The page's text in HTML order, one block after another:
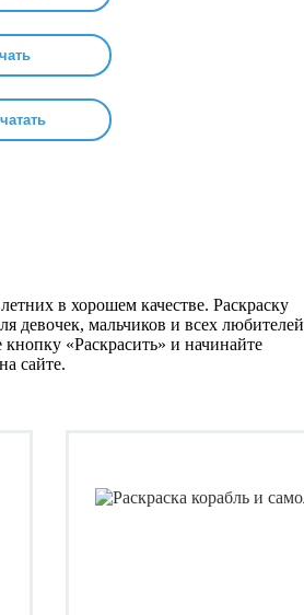
в хорошем качестве. Раскраску
девочек, мальчиков и всех любителей
«Раскрасить» и начинайте
сайте.